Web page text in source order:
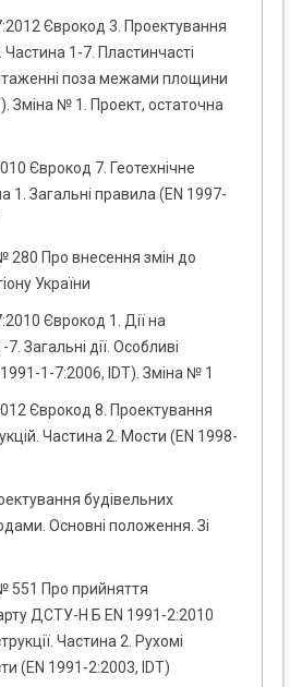
Єврокод 3. Проектування
Частина 1-7. Пластинчасті
поза межами площини
Зміна № 1. Проект, остаточна
Єврокод 7. Геотехнічне
1. Загальні правила (EN 1997-
280 Про внесення змін до
України
Єврокод 1. Дії на
Загальні дії. Особливі
1-7:2006, IDT). Зміна № 1
Єврокод 8. Проектування
Частина 2. Мости (EN 1998-
будівельних
Основні положення. Зі
551 Про прийняття
ДСТУ-Н Б EN 1991-2:2010
Частина 2. Рухомі
(EN 1991-2:2003, IDT)